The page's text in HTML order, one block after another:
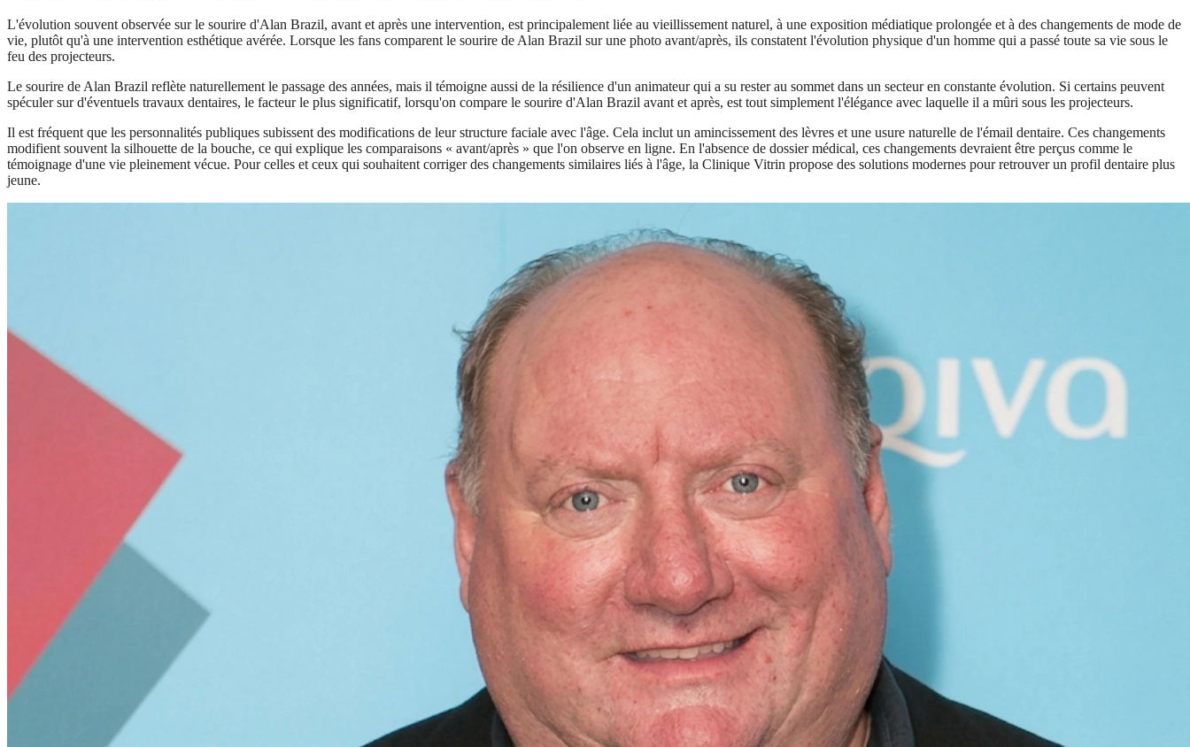
L'évolution souvent observée sur le sourire d'Alan Brazil, avant et après une intervention, est principalement liée au vieillissement naturel, à une exposition médiatique prolongée et à des changements de mode de
vie, plutôt qu'à une intervention esthétique avérée. Lorsque les fans comparent le sourire de Alan Brazil sur une photo avant/après, ils constatent l'évolution physique d'un homme qui a passé toute sa vie sous le
feu des projecteurs.
Le sourire de Alan Brazil reflète naturellement le passage des années, mais il témoigne aussi de la résilience d'un animateur qui a su rester au sommet dans un secteur en constante évolution. Si certains peuvent
spéculer sur d'éventuels travaux dentaires, le facteur le plus significatif, lorsqu'on compare le sourire d'Alan Brazil avant et après, est tout simplement l'élégance avec laquelle il a mûri sous les projecteurs.
Il est fréquent que les personnalités publiques subissent des modifications de leur structure faciale avec l'âge. Cela inclut un amincissement des lèvres et une usure naturelle de l'émail dentaire. Ces changements
modifient souvent la silhouette de la bouche, ce qui explique les comparaisons « avant/après » que l'on observe en ligne. En l'absence de dossier médical, ces changements devraient être perçus comme le
témoignage d'une vie pleinement vécue. Pour celles et ceux qui souhaitent corriger des changements similaires liés à l'âge, la Clinique Vitrin propose des solutions modernes pour retrouver un profil dentaire plus
jeune.